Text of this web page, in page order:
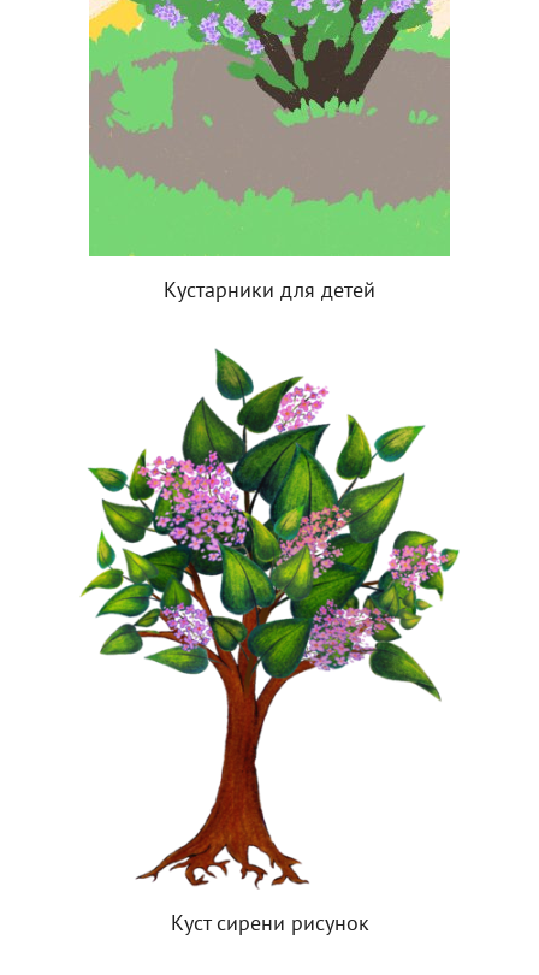
Кустарники для детей
Куст сирени рисунок